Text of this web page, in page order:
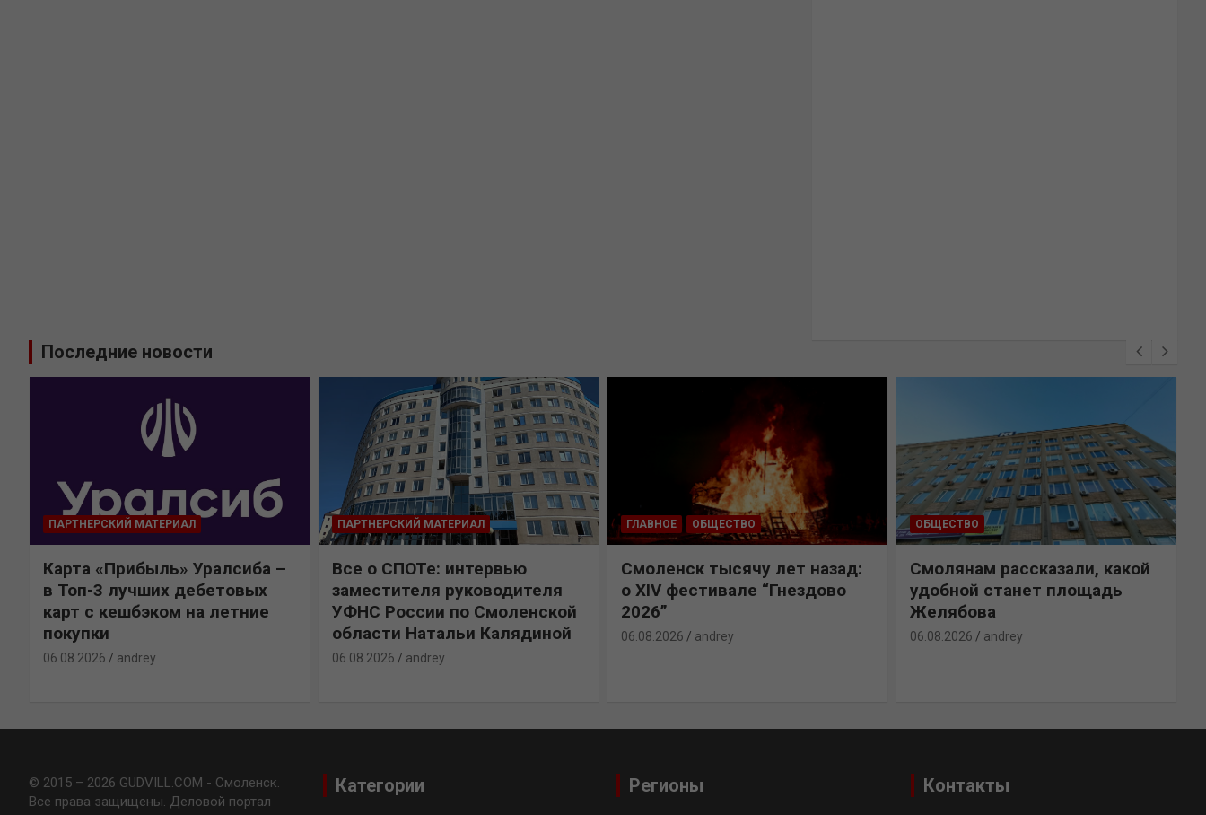
Последние новости
ПАРТНЕРСКИЙ МАТЕРИАЛ
Карта «Прибыль» Уралсиба –
в Топ-3 лучших дебетовых
карт с кешбэком на летние
покупки
06.08.2026 andrey
ПАРТНЕРСКИЙ МАТЕРИАЛ
Все о СПОТе: интервью
заместителя руководителя
УФНС России по Смоленской
области Натальи Калядиной
06.08.2026 andrey
ГЛАВНОЕ ОБЩЕСТВО
Смоленск тысячу лет назад:
о XIV фестивале “Гнездово
2026”
06.08.2026 andrey
ОБЩЕСТВО
Смолянам рассказали, какой
удобной станет площадь
Желябова
06.08.2026 andrey
© 2015 – 2026 GUDVILL.COM - Смоленск.
Все права защищены. Деловой портал
Категории Регионы Контакты